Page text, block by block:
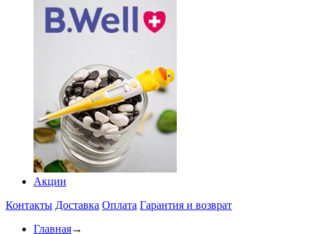
Акции
Контакты Доставка Оплата Гарантия и возврат
Главная→